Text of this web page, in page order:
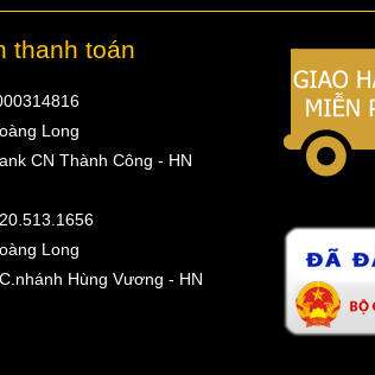
thanh toán
Long
CN Thành Công - HN
Long
Hùng Vương - HN